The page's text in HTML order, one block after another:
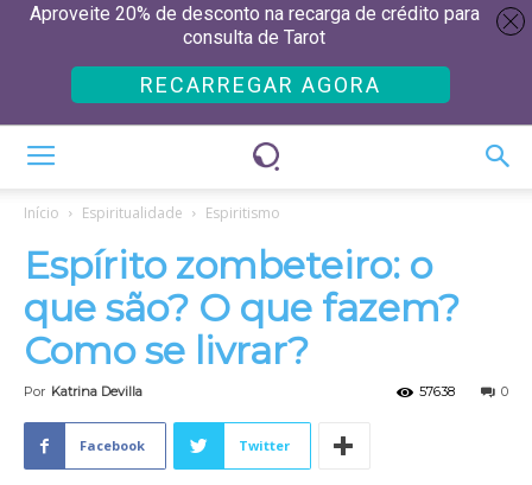
Início Espiritualidade Espiritismo
Espírito zombeteiro: o
que são? O que fazem?
Como se livrar?
Por Katrina Devilla 0
57638
Facebook Twitter
Aproveite 20% de desconto na recarga de crédito para
consulta de Tarot
RECARREGAR AGORA